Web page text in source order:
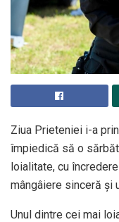
Ziua Prieteniei i-a
împiedică să o
loialitate, cu
mângâiere sinceră și
Unul dintre cei mai